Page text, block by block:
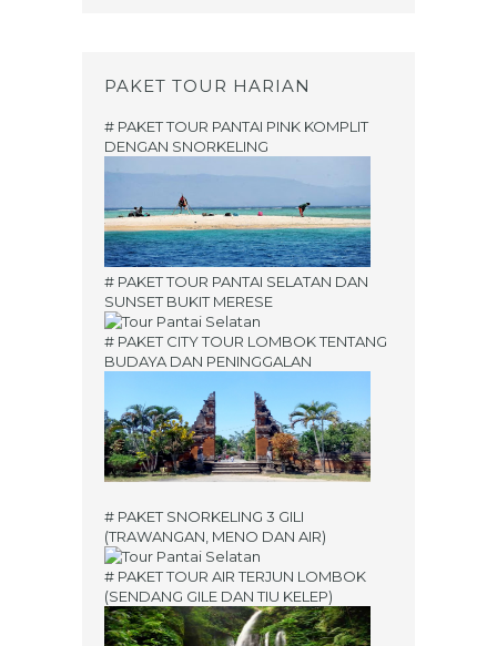
PAKET TOUR HARIAN
# PAKET TOUR PANTAI PINK KOMPLIT
DENGAN SNORKELING
# PAKET TOUR PANTAI SELATAN DAN
SUNSET BUKIT MERESE
# PAKET CITY TOUR LOMBOK TENTANG
BUDAYA DAN PENINGGALAN
# PAKET SNORKELING 3 GILI
(TRAWANGAN, MENO DAN AIR)
# PAKET TOUR AIR TERJUN LOMBOK
(SENDANG GILE DAN TIU KELEP)